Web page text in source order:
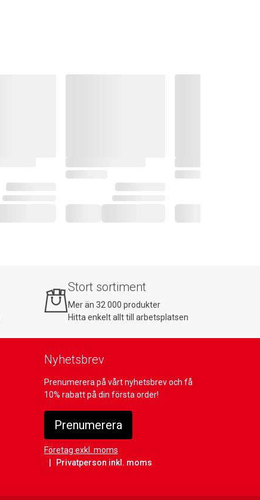
Stort sortiment
Mer än 32 000 produkter
Hitta enkelt allt till arbetsplatsen
Nyhetsbrev
Prenumerera på vårt nyhetsbrev och få
10% rabatt på din första order!
Prenumerera
Företag exkl. moms
Privatperson inkl. moms